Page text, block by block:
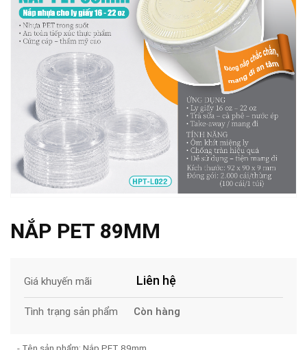
NẮP PET 89MM
Giá khuyến mãi Liên hệ
Tình trạng sản phẩm Còn hàng